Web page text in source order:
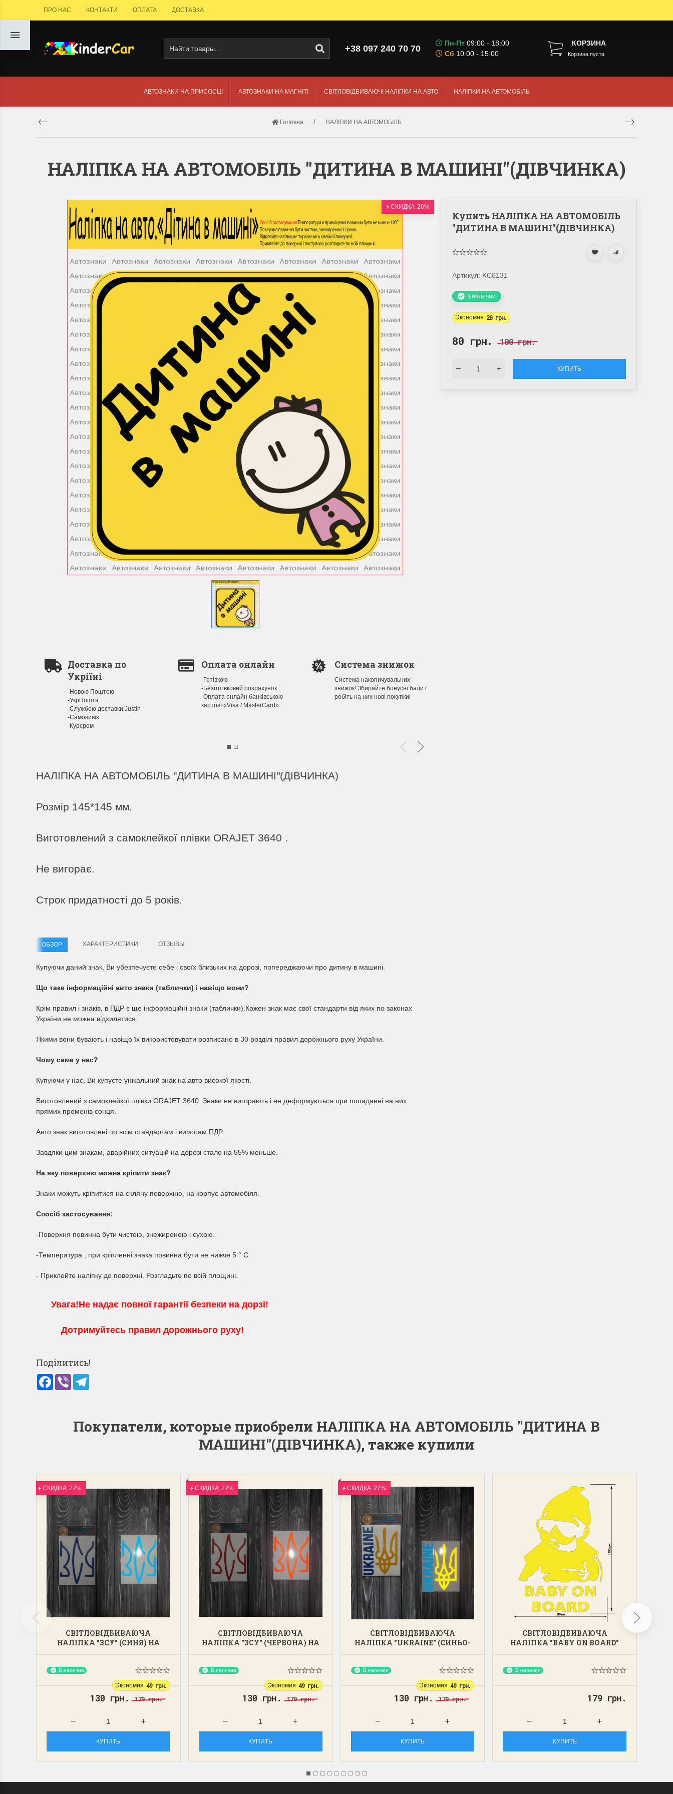
ПРО НАС КОНТАКТИ ОПЛАТА ДОСТАВКА
+38 097 240 70 70
Пн-Пт 09:00 - 18:00
Сб 10:00 - 15:00
КОРЗИНА
Корзина пуста
АВТОЗНАКИ НА ПРИСОСЦІ АВТОЗНАКИ НА МАГНІТІ СВІТЛОВІДБИВАЮЧІ НАЛІПКИ НА АВТО НАЛІПКИ НА АВТОМОБІЛЬ
Закони ПДР України стосовно
знаків, надписів і позначень.
Крім правил і знаків, в ПДД є ще інформаційні
таблички. Якими вони...
ЗНАК "У" ОБ'ЄМНИЙ НА
МАГНІТІ ЗЙОМНИЙ
обслуговування! Рекомендую!!!
Головна НАЛІПКИ НА АВТОМОБІЛЬ
НАЛІПКА НА АВТОМОБІЛЬ "ДИТИНА В МАШИНІ"(ДІВЧИНКА)
СКИДКА 20%
Купить НАЛІПКА НА АВТОМОБІЛЬ
"ДИТИНА В МАШИНІ"(ДІВЧИНКА)
Артикул: KC0131
В наличии
Экономия 20 грн.
80 грн. 100 грн.
КУПИТЬ
Доставка по
Укріїні
-Новою Поштою
-УкрПошта
-Службою доставки Justin
-Самовивіз
-Курєром
Оплата онлайн
-Готівкою
-Безготівковий розрахунок
-Оплата онлайн банківською
картою «Visa / MasterCard»
Система знижок
Система накопичувальних
знижок! Збирайте бонусні бали і
робіть на них нові покупки!
НАЛІПКА НА АВТОМОБІЛЬ "ДИТИНА В МАШИНІ"(ДІВЧИНКА)
Розмір 145*145 мм.
Виготовлений з самоклейкої плівки ORAJET 3640 .
Не вигорає.
Строк придатності до 5 років.
ОБЗОР ХАРАКТЕРИСТИКИ ОТЗЫВЫ
Купуючи даний знак, Ви убезпечуєте себе і своїх близьких на дорозі, попереджаючи про дитину в машині.
Що таке інформаційні авто знаки (таблички) і навіщо вони?
Крім правил і знаків, в ПДР є ще інформаційні знаки (таблички).Кожен знак має свої стандарти від яких по законах
України не можна відхилятися.
Якими вони бувають і навіщо їх використовувати розписано в 30 розділі правил дорожнього руху України.
Чому саме у нас?
Купуючи у нас, Ви купуєте унікальний знак на авто високої якості.
Виготовлений з самоклейкої плівки ORAJET 3640. Знаки не вигорають і не деформуються при попаданні на них
прямих променів сонця.
Авто знак виготовлені по всім стандартам і вимогам ПДР.
Завдяки цим знакам, аварійних ситуацій на дорозі стало на 55% меньше.
На яку поверхню можна кріпити знак?
Знаки можуть кріпитися на скляну поверхню, на корпус автомобіля.
Спосіб застосування:
-Поверхня повинна бути чистою, знежиреною і сухою.
-Температура , при кріпленні знака повинна бути не нижче 5 ° C.
- Приклейте наліпку до поверхні. Розгладьте по всій площині.
Увага!Не надає повної гарантії безпеки на дорзі!
Дотримуйтесь правил дорожнього руху!
Поділитись!
Facebook
Viber
Покупатели, которые приобрели НАЛІПКА НА АВТОМОБІЛЬ "ДИТИНА В
МАШИНІ"(ДІВЧИНКА), также купили
СКИДКА 27%
СВІТЛОВІДБИВАЮЧА
НАЛІПКА "ЗСУ" (СИНЯ) НА
АВТО
В наличии
Экономия 49 грн.
130 грн.179 грн.
КУПИТЬ
СКИДКА 27%
СВІТЛОВІДБИВАЮЧА
НАЛІПКА "ЗСУ" (ЧЕРВОНА) НА
АВТО
В наличии
Экономия 49 грн.
130 грн.179 грн.
КУПИТЬ
СКИДКА 27%
СВІТЛОВІДБИВАЮЧА
НАЛІПКА "UKRAINE" (СИНЬО-
ЖОВТА) НА АВТО
В наличии
Экономия 49 грн.
130 грн.179 грн.
КУПИТЬ
СВІТЛОВІДБИВАЮЧА
НАЛІПКА "BABY ON BOARD"
(ЖОВТА) НА АВТО
В наличии
179 грн.
КУПИТЬ